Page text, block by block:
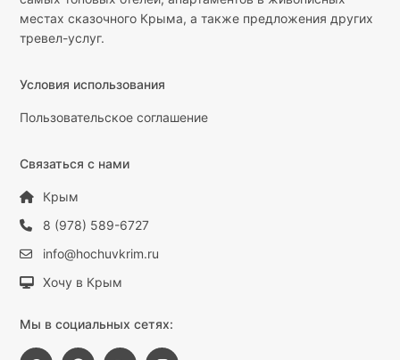
местах сказочного Крыма, а также предложения других
тревел-услуг.
Условия использования
Пользовательское соглашение
Связаться с нами
Крым
8 (978) 589-6727
info@hochuvkrim.ru
Хочу в Крым
Мы в социальных сетях: